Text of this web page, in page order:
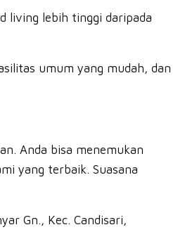
living lebih tinggi daripada
umum yang mudah, dan
Anda bisa menemukan
yang terbaik. Suasana
Gn., Kec. Candisari,